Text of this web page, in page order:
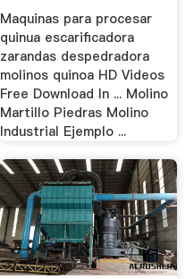
Maquinas para procesar
quinua escarificadora
zarandas despedradora
molinos quinoa HD Videos
Free Download In ... Molino
Martillo Piedras Molino
Industrial Ejemplo ...